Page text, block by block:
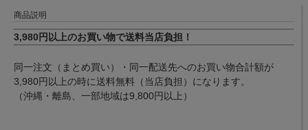
商品説明
3,980円以上のお買い物で送料当店負担！
同一注文（まとめ買い）・同一配送先へのお買い物合計額が
3,980円以上の時に送料無料（当店負担）になります。
（沖縄・離島、一部地域は9,800円以上）